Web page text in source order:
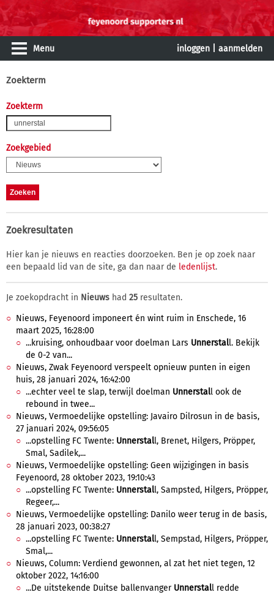
Menu inloggen aanmelden
Zoekterm
Zoekterm
Zoekgebied
Zoekresultaten
Hier kan je nieuws en reacties doorzoeken. Ben je op zoek naar
een bepaald lid van de site, ga dan naar de ledenlijst.
Je zoekopdracht in Nieuws had 25 resultaten.
Nieuws, Feyenoord imponeert én wint ruim in Enschede, 16
maart 2025, 16:28:00
...kruising, onhoudbaar voor doelman Lars Unnerstall. Bekijk
de 0-2 van...
Nieuws, Zwak Feyenoord verspeelt opnieuw punten in eigen
huis, 28 januari 2024, 16:42:00
...echter veel te slap, terwijl doelman Unnerstall ook de
rebound in twee...
Nieuws, Vermoedelijke opstelling: Javairo Dilrosun in de basis,
27 januari 2024, 09:56:05
...opstelling FC Twente: Unnerstall, Brenet, Hilgers, Pröpper,
Smal, Sadilek,...
Nieuws, Vermoedelijke opstelling: Geen wijzigingen in basis
Feyenoord, 28 oktober 2023, 19:10:43
...opstelling FC Twente: Unnerstall, Sampsted, Hilgers, Pröpper,
Regeer,...
Nieuws, Vermoedelijke opstelling: Danilo weer terug in de basis,
28 januari 2023, 00:38:27
...opstelling FC Twente: Unnerstall, Sempstad, Hilgers, Pröpper,
Smal,...
Nieuws, Column: Verdiend gewonnen, al zat het niet tegen, 12
oktober 2022, 14:16:00
...De uitstekende Duitse ballenvanger Unnerstall redde